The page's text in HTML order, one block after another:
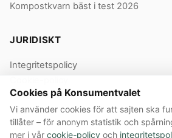
Kompostkvarn bäst i test 2026
JURIDISKT
Integritetspolicy
Användarvillkor
Våra villkor
Cookies på Konsumentvalet
Vi använder cookies för att sajten ska
tillåter – för anonym statistik och
mer i vår cookie-policy och